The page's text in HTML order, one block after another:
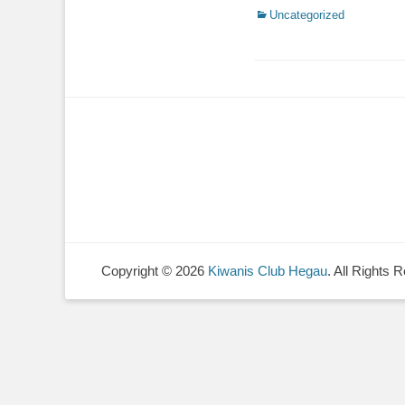
Kategorien
Uncategorized
Copyright © 2026 Kiwanis Club Hegau. All Rights